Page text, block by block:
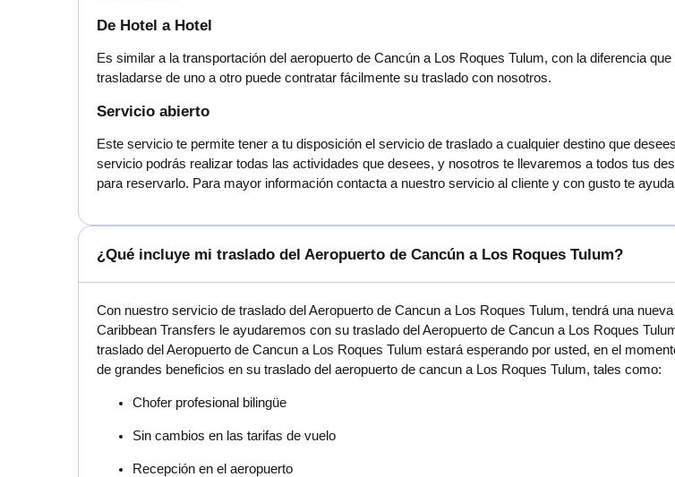
De Hotel a Hotel
Es similar a la transportación del aeropuerto de Cancún a Los Roques Tulum, con la diferencia
trasladarse de uno a otro puede contratar fácilmente su traslado con nosotros.
Servicio abierto
Este servicio te permite tener a tu disposición el servicio de traslado a cualquier destino que
servicio podrás realizar todas las actividades que desees, y nosotros te llevaremos a todos tus
para reservarlo. Para mayor información contacta a nuestro servicio al cliente y con gusto te
¿Qué incluye mi traslado del Aeropuerto de Cancún a Los Roques Tulum?
Con nuestro servicio de traslado del Aeropuerto de Cancun a Los Roques Tulum, tendrá una
Caribbean Transfers le ayudaremos con su traslado del Aeropuerto de Cancun a Los Roques
traslado del Aeropuerto de Cancun a Los Roques Tulum estará esperando por usted, en el
de grandes beneficios en su traslado del aeropuerto de cancun a Los Roques Tulum, tales como:
Chofer profesional bilingüe
Sin cambios en las tarifas de vuelo
Recepción en el aeropuerto